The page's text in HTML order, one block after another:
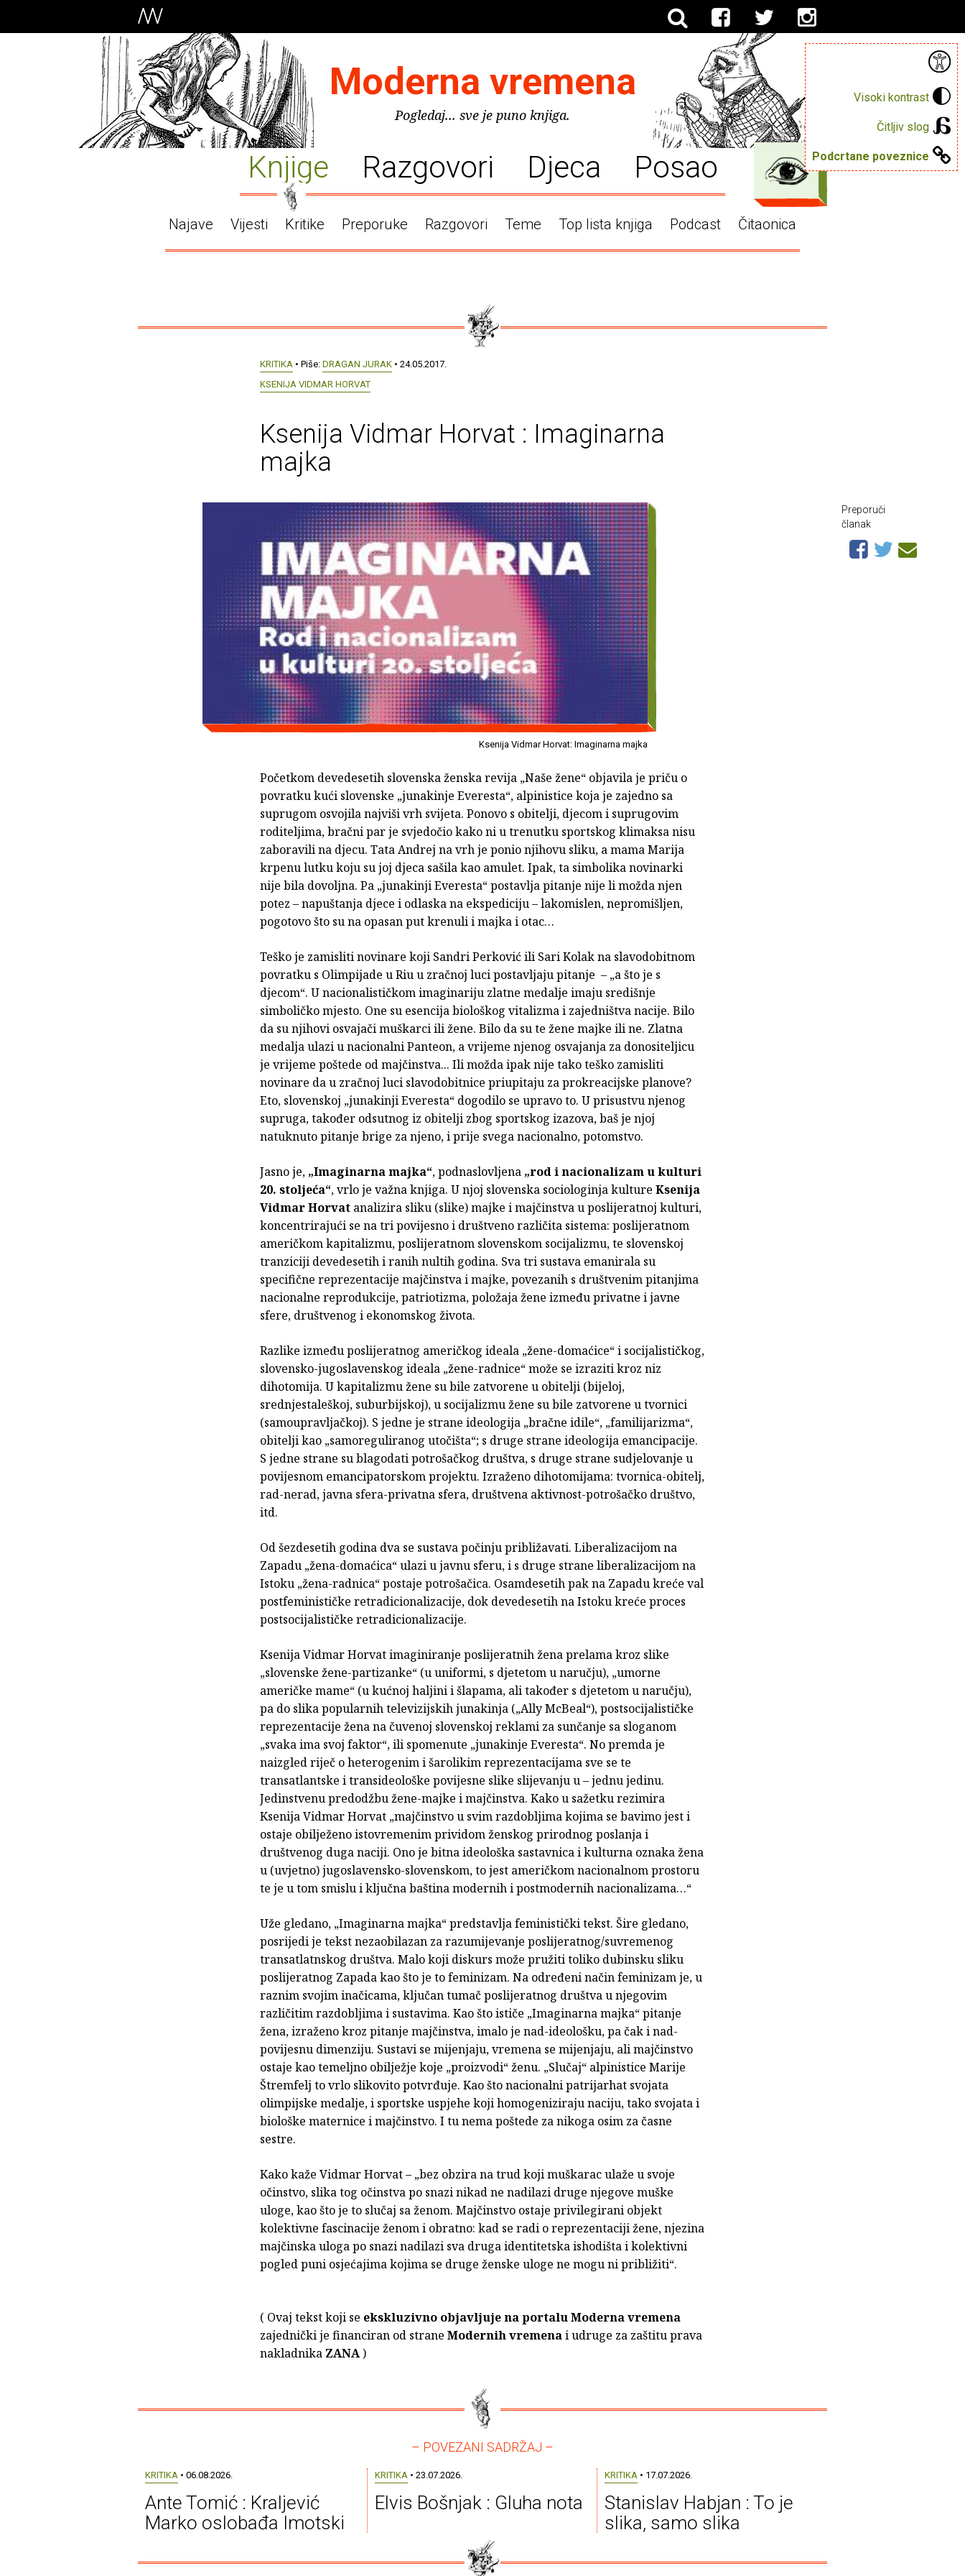
Visoki kontrast
Čitljiv slog
Podcrtane poveznice
Moderna vremena
Pogledaj... sve je puno knjiga.
Knjige Razgovori Djeca Posao
Najave Vijesti Kritike Preporuke Razgovori Teme Top lista knjiga Podcast Čitaonica
KRITIKA • Piše: DRAGAN JURAK • 24.05.2017.
KSENIJA VIDMAR HORVAT
Ksenija Vidmar Horvat : Imaginarna
majka
Ksenija Vidmar Horvat: Imaginarna majka
Početkom devedesetih slovenska ženska revija „Naše žene“ objavila je priču o
povratku kući slovenske „junakinje Everesta“, alpinistice koja je zajedno sa
suprugom osvojila najviši vrh svijeta. Ponovo s obitelji, djecom i suprugovim
roditeljima, bračni par je svjedočio kako ni u trenutku sportskog klimaksa nisu
zaboravili na djecu. Tata Andrej na vrh je ponio njihovu sliku, a mama Marija
krpenu lutku koju su joj djeca sašila kao amulet. Ipak, ta simbolika novinarki
nije bila dovoljna. Pa „junakinji Everesta“ postavlja pitanje nije li možda njen
potez – napuštanja djece i odlaska na ekspediciju – lakomislen, nepromišljen,
pogotovo što su na opasan put krenuli i majka i otac…
Teško je zamisliti novinare koji Sandri Perković ili Sari Kolak na slavodobitnom
povratku s Olimpijade u Riu u zračnoj luci postavljaju pitanje – „a što je s
djecom“. U nacionalističkom imaginariju zlatne medalje imaju središnje
simboličko mjesto. One su esencija biološkog vitalizma i zajedništva nacije. Bilo
da su njihovi osvajači muškarci ili žene. Bilo da su te žene majke ili ne. Zlatna
medalja ulazi u nacionalni Panteon, a vrijeme njenog osvajanja za donositeljicu
je vrijeme poštede od majčinstva... Ili možda ipak nije tako teško zamisliti
novinare da u zračnoj luci slavodobitnice priupitaju za prokreacijske planove?
Eto, slovenskoj „junakinji Everesta“ dogodilo se upravo to. U prisustvu njenog
supruga, također odsutnog iz obitelji zbog sportskog izazova, baš je njoj
natuknuto pitanje brige za njeno, i prije svega nacionalno, potomstvo.
Jasno je, „Imaginarna majka“, podnaslovljena „rod i nacionalizam u kulturi
20. stoljeća“, vrlo je važna knjiga. U njoj slovenska sociologinja kulture Ksenija
Vidmar Horvat analizira sliku (slike) majke i majčinstva u poslijeratnoj kulturi,
koncentrirajući se na tri povijesno i društveno različita sistema: poslijeratnom
američkom kapitalizmu, poslijeratnom slovenskom socijalizmu, te slovenskoj
tranziciji devedesetih i ranih nultih godina. Sva tri sustava emanirala su
specifične reprezentacije majčinstva i majke, povezanih s društvenim pitanjima
nacionalne reprodukcije, patriotizma, položaja žene između privatne i javne
sfere, društvenog i ekonomskog života.
Razlike između poslijeratnog američkog ideala „žene-domaćice“ i socijalističkog,
slovensko-jugoslavenskog ideala „žene-radnice“ može se izraziti kroz niz
dihotomija. U kapitalizmu žene su bile zatvorene u obitelji (bijeloj,
srednjestaleškoj, suburbijskoj), u socijalizmu žene su bile zatvorene u tvornici
(samoupravljačkoj). S jedne je strane ideologija „bračne idile“, „familijarizma“,
obitelji kao „samoreguliranog utočišta“; s druge strane ideologija emancipacije.
S jedne strane su blagodati potrošačkog društva, s druge strane sudjelovanje u
povijesnom emancipatorskom projektu. Izraženo dihotomijama: tvornica-obitelj,
rad-nerad, javna sfera-privatna sfera, društvena aktivnost-potrošačko društvo,
itd.
Od šezdesetih godina dva se sustava počinju približavati. Liberalizacijom na
Zapadu „žena-domaćica“ ulazi u javnu sferu, i s druge strane liberalizacijom na
Istoku „žena-radnica“ postaje potrošačica. Osamdesetih pak na Zapadu kreće val
postfeminističke retradicionalizacije, dok devedesetih na Istoku kreće proces
postsocijalističke retradicionalizacije.
Ksenija Vidmar Horvat imaginiranje poslijeratnih žena prelama kroz slike
„slovenske žene-partizanke“ (u uniformi, s djetetom u naručju), „umorne
američke mame“ (u kućnoj haljini i šlapama, ali također s djetetom u naručju),
pa do slika popularnih televizijskih junakinja („Ally McBeal“), postsocijalističke
reprezentacije žena na čuvenoj slovenskoj reklami za sunčanje sa sloganom
„svaka ima svoj faktor“, ili spomenute „junakinje Everesta“. No premda je
naizgled riječ o heterogenim i šarolikim reprezentacijama sve se te
transatlantske i transideološke povijesne slike slijevanju u – jednu jedinu.
Jedinstvenu predodžbu žene-majke i majčinstva. Kako u sažetku rezimira
Ksenija Vidmar Horvat „majčinstvo u svim razdobljima kojima se bavimo jest i
ostaje obilježeno istovremenim prividom ženskog prirodnog poslanja i
društvenog duga naciji. Ono je bitna ideološka sastavnica i kulturna oznaka žena
u (uvjetno) jugoslavensko-slovenskom, to jest američkom nacionalnom prostoru
te je u tom smislu i ključna baština modernih i postmodernih nacionalizama…“
Uže gledano, „Imaginarna majka“ predstavlja feministički tekst. Šire gledano,
posrijedi je tekst nezaobilazan za razumijevanje poslijeratnog/suvremenog
transatlatnskog društva. Malo koji diskurs može pružiti toliko dubinsku sliku
poslijeratnog Zapada kao što je to feminizam. Na određeni način feminizam je, u
raznim svojim inačicama, ključan tumač poslijeratnog društva u njegovim
različitim razdobljima i sustavima. Kao što ističe „Imaginarna majka“ pitanje
žena, izraženo kroz pitanje majčinstva, imalo je nad-ideološku, pa čak i nad-
povijesnu dimenziju. Sustavi se mijenjaju, vremena se mijenjaju, ali majčinstvo
ostaje kao temeljno obilježje koje „proizvodi“ ženu. „Slučaj“ alpinistice Marije
Štremfelj to vrlo slikovito potvrđuje. Kao što nacionalni patrijarhat svojata
olimpijske medalje, i sportske uspjehe koji homogeniziraju naciju, tako svojata i
biološke maternice i majčinstvo. I tu nema poštede za nikoga osim za časne
sestre.
Kako kaže Vidmar Horvat – „bez obzira na trud koji muškarac ulaže u svoje
očinstvo, slika tog očinstva po snazi nikad ne nadilazi druge njegove muške
uloge, kao što je to slučaj sa ženom. Majčinstvo ostaje privilegirani objekt
kolektivne fascinacije ženom i obratno: kad se radi o reprezentaciji žene, njezina
majčinska uloga po snazi nadilazi sva druga identitetska ishodišta i kolektivni
pogled puni osjećajima kojima se druge ženske uloge ne mogu ni približiti“.
( Ovaj tekst koji se ekskluzivno objavljuje na portalu Moderna vremena
zajednički je financiran od strane Modernih vremenai udruge za zaštitu prava
nakladnika ZANA)
Preporuči
članak
– POVEZANI SADRŽAJ –
KRITIKA • 06.08.2026.
Ante Tomić : Kraljević
Marko oslobađa Imotski
KRITIKA • 23.07.2026.
Elvis Bošnjak : Gluha nota
KRITIKA • 17.07.2026.
Stanislav Habjan : To je
slika, samo slika